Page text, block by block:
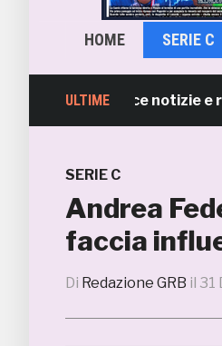
HOME SERIE C
ULTIME
smentisce notizie e
SERIE C
Andrea
faccia
Di Redazione GRB il 31